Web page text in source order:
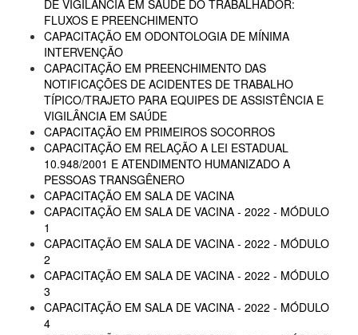
DE VIGILÂNCIA EM SAÚDE DO TRABALHADOR:
FLUXOS E PREENCHIMENTO
CAPACITAÇÃO EM ODONTOLOGIA DE MÍNIMA
INTERVENÇÃO
CAPACITAÇÃO EM PREENCHIMENTO DAS
NOTIFICAÇÕES DE ACIDENTES DE TRABALHO
TÍPICO/TRAJETO PARA EQUIPES DE ASSISTÊNCIA E
VIGILÂNCIA EM SAÚDE
CAPACITAÇÃO EM PRIMEIROS SOCORROS
CAPACITAÇÃO EM RELAÇÃO A LEI ESTADUAL
10.948/2001 E ATENDIMENTO HUMANIZADO A
PESSOAS TRANSGÊNERO
CAPACITAÇÃO EM SALA DE VACINA
CAPACITAÇÃO EM SALA DE VACINA - 2022 - MÓDULO
1
CAPACITAÇÃO EM SALA DE VACINA - 2022 - MÓDULO
2
CAPACITAÇÃO EM SALA DE VACINA - 2022 - MÓDULO
3
CAPACITAÇÃO EM SALA DE VACINA - 2022 - MÓDULO
4